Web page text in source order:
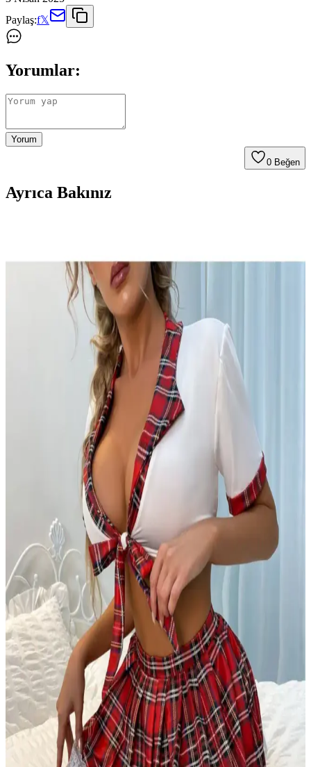
Paylaş:f𝕏
Yorumlar:
Yorum
0 Beğen
Ayrıca Bakınız
Şık ve rahat tasarımıyla öne çıkan EDLİNGERİE Siyah Thaissa
saten büstiyer takımı, özel günler ve gece davetleri için ideal, yüksek
kaliteli malzemesi ve modern tasarımıyla fark yaratıyor.
MİSTİRİK Pisun Model Ip Askılı Toparlayıcı Pedli
Sütyen Korse İnceleme ve Kullanıcı Yorumları
MİSTİRİK markasının askılı, pedli ve toparlayıcı özelliğe sahip
sütyen korse modeli, elastik yapısı ve şık tasarımıyla günlük
kullanım ve spor aktiviteleri için ideal, uzun ömürlü ve rahat bir iç
giyim seçeneği sunar.
LUNİTA Kadın Fantezi Bustiyer Etek Jartiyer
Kostümü: Şıklık ve Rahatlığın Buluşması
LUNİTA Kadın Fantezi Bustiyer Etek Jartiyer Kostümü, şık
tasarımı ve kaliteli malzemesiyle özel anlara değer katan dört parçalı
iç giyim setidir. Rahatlık ve estetik detayları bir arada sunar.
Mefbutik Fantezi Büstiyer Takımının Özellikleri ve
Kullanıcı Yorumları
Mefbutik'in tasarladığı fantezi büstiyer takımı, şık tasarımı ve yüksek
kaliteli malzemeleriyle dikkat çeker. Esnek ve rahat yapısı, detaylı
brode işlemesi ve ayarlanabilir özellikleriyle günlük ve özel kullanım
için uygundur.
Dondeza Bambu Pedli Kalın Askılı Dantel Detaylı
Büstiyer Kadın İç Giyim
Doğal bambu ve pamuk elastan karışımıyla tasarlanan bu büyük
beden büstiyer, şık dantel detayları ve rahat kesimiyle günlük ve özel
kullanımlar için ideal bir seçenek sunar.
Cottonhill ve Los Ojos Kadın Crop Top Büstiyerleri
Karşılaştırması ve Seçim Rehberi